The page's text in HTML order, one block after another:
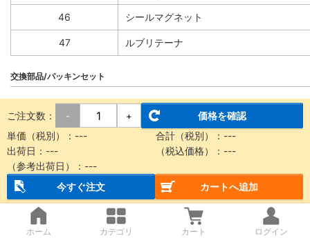
46 シールマグネット
47 ルブリテーナ
交換部品/パッキンセット
番号 部品名
シールベルト
15 ダストシールバンド
27 サイドスクレーパ
Oリング
ご注文数： - +
価格を確認
単価（税別）： --- 合計（税別）： ---
出荷日： --- （税込価格）： ---
（参考出荷日）： ---
今すぐ注文
カートへ追加
ホーム カテゴリ カート ログイン